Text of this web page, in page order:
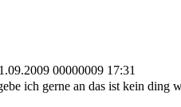
00000009 17:31
ich gerne an das ist kein ding